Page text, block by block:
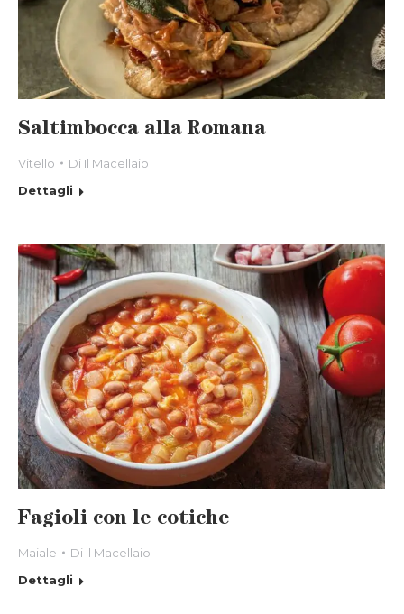
Saltimbocca alla Romana
Vitello Di Il Macellaio
Dettagli
Fagioli con le cotiche
Maiale Di Il Macellaio
Dettagli